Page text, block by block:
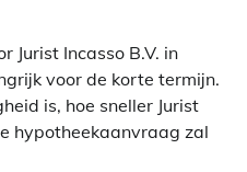
Jurist Incasso B.V. in
voor de korte termijn.
is, hoe sneller Jurist
hypotheekaanvraag zal